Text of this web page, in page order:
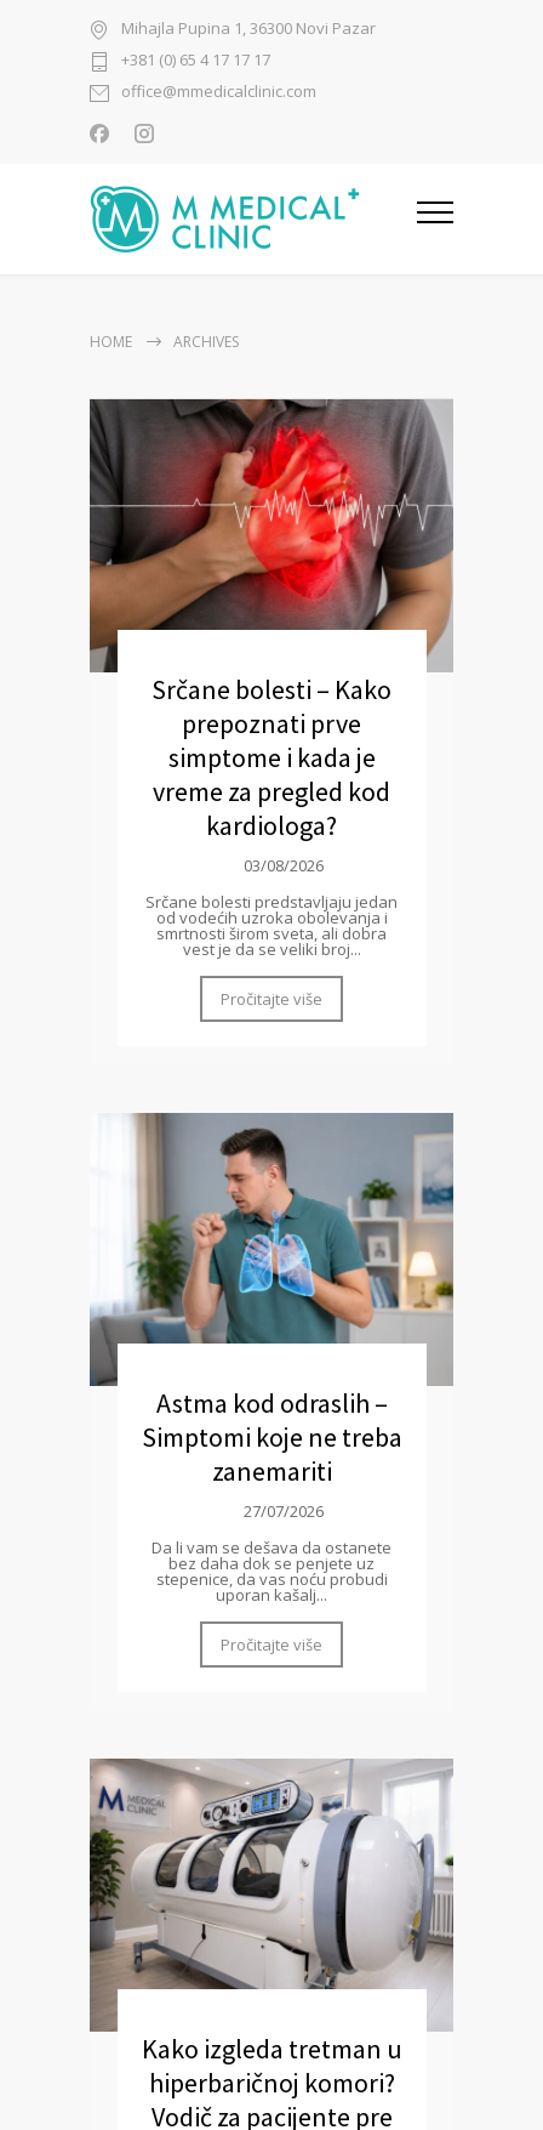
Mihajla Pupina 1, 36300 Novi Pazar
+381 (0) 65 4 17 17 17
office@mmedicalclinic.com
HOME ARCHIVES
Srčane bolesti – Kako
prepoznati prve
simptome i kada je
vreme za pregled kod
kardiologa?
03/08/2026
Srčane bolesti predstavljaju jedan
od vodećih uzroka obolevanja i
smrtnosti širom sveta, ali dobra
vest je da se veliki broj...
Pročitajte više
Astma kod odraslih –
Simptomi koje ne treba
zanemariti
27/07/2026
Da li vam se dešava da ostanete
bez daha dok se penjete uz
stepenice, da vas noću probudi
uporan kašalj...
Pročitajte više
Kako izgleda tretman u
hiperbaričnoj komori?
Vodič za pacijente pre